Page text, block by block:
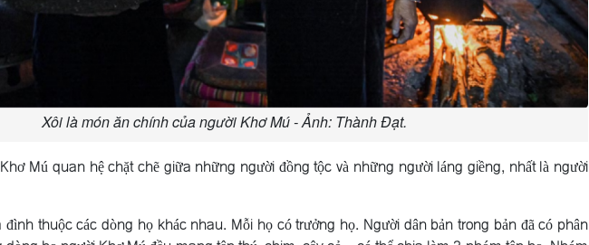
Xôi là món ăn chính của người Khơ Mú - Ảnh: Thành Đạt.
Mú quan hệ chặt chẽ giữa những người đồng tộc và những người láng giềng, nhất là người
thuộc các dòng họ khác nhau. Mỗi họ có trưởng họ. Người dân bản trong bản đã có phân